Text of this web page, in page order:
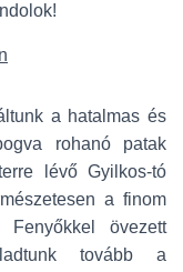
a hatalmas és
rohanó patak
lévő Gyilkos-tó
a finom
Fenyőkkel övezett
tovább a